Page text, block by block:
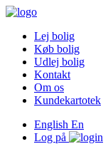
Lej bolig
Køb bolig
Udlej bolig
Kontakt
Om os
Kundekartotek
English En
Log på